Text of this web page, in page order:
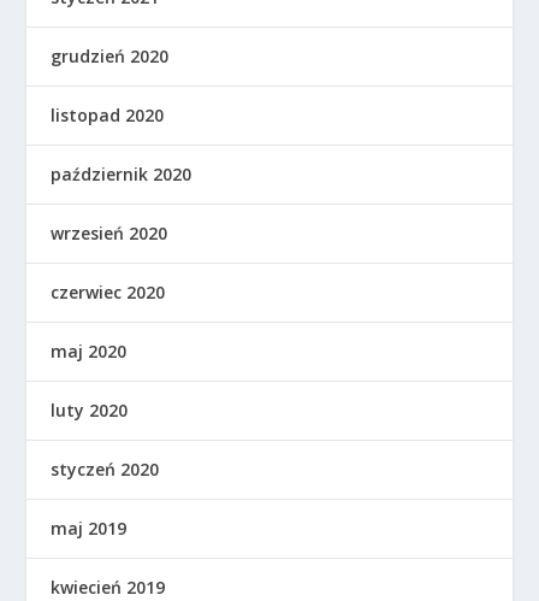
grudzień 2020
listopad 2020
październik 2020
wrzesień 2020
czerwiec 2020
maj 2020
luty 2020
styczeń 2020
maj 2019
kwiecień 2019